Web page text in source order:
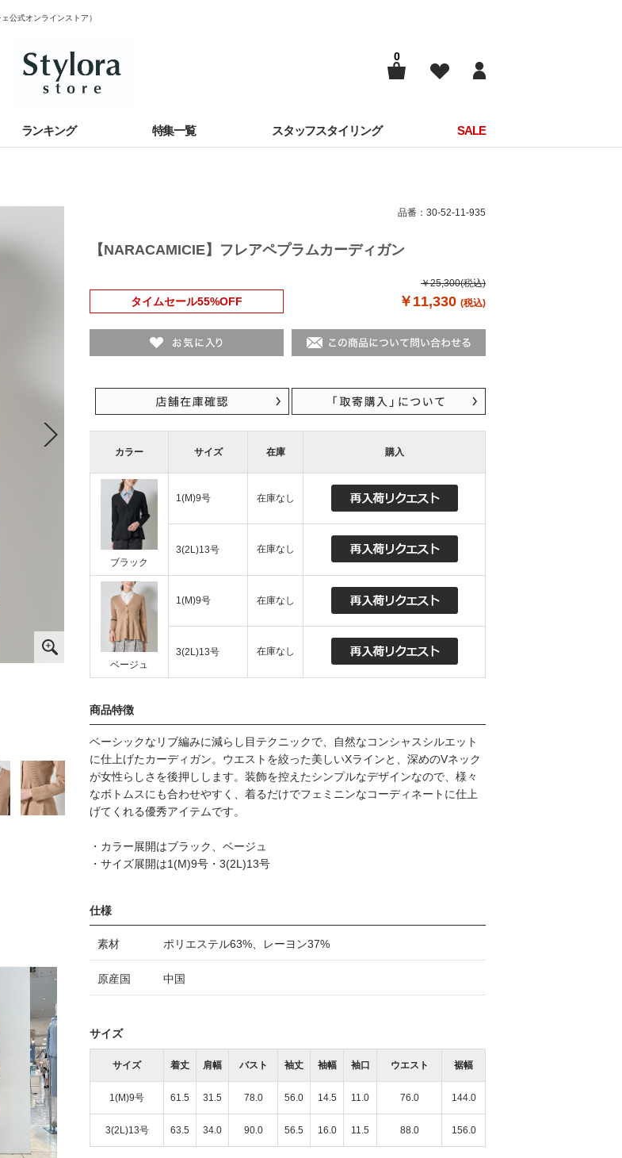
公式オンラインストア）
0
ランキング 特集一覧 スタッフスタイリング SALE
品番：30-52-11-935
【NARACAMICIE】フレアペプラムカーディガン
￥25,300(税込)
タイムセール55%OFF ￥11,330 (税込)
カラー サイズ 在庫 購入
ブラック
1(M)9号 在庫なし
3(2L)13号 在庫なし
ベージュ
1(M)9号 在庫なし
3(2L)13号 在庫なし
商品特徴
ベーシックなリブ編みに減らし目テクニックで、自然なコンシャスシルエット
に仕上げたカーディガン。ウエストを絞った美しいXラインと、深めのVネック
が女性らしさを後押しします。装飾を控えたシンプルなデザインなので、様々
なボトムスにも合わせやすく、着るだけでフェミニンなコーディネートに仕上
げてくれる優秀アイテムです。
・カラー展開はブラック、ベージュ
・サイズ展開は1(M)9号・3(2L)13号
仕様
素材 ポリエステル63%、レーヨン37%
原産国 中国
サイズ
サイズ 着丈 肩幅 バスト 袖丈 袖幅 袖口 ウエスト 裾幅
1(M)9号 61.5 31.5 78.0 56.0 14.5 11.0 76.0 144.0
3(2L)13号 63.5 34.0 90.0 56.5 16.0 11.5 88.0 156.0